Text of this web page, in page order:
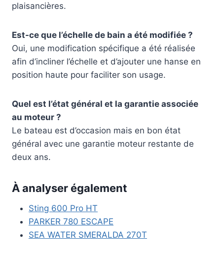
plaisancières.
Est-ce que l’échelle de bain a été modifiée ?
Oui, une modification spécifique a été réalisée
afin d’incliner l’échelle et d’ajouter une hanse en
position haute pour faciliter son usage.
Quel est l’état général et la garantie associée
au moteur ?
Le bateau est d’occasion mais en bon état
général avec une garantie moteur restante de
deux ans.
À analyser également
Sting 600 Pro HT
PARKER 780 ESCAPE
SEA WATER SMERALDA 270T